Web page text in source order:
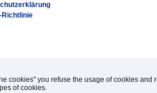
Richtlinie
cookies" you refuse the usage of cookies
of cookies.